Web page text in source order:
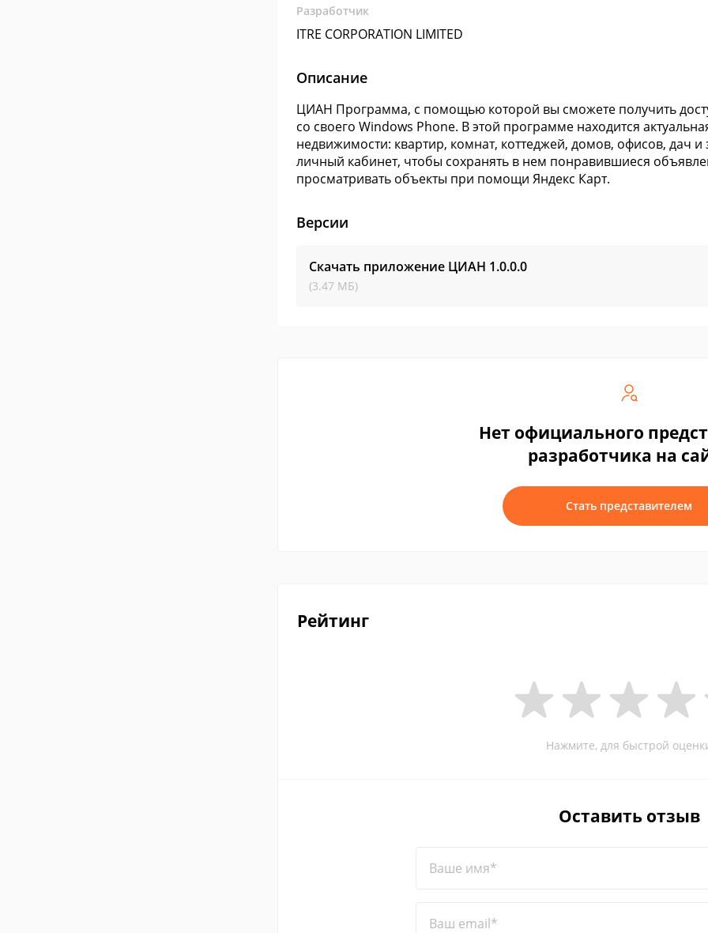
Разработчик
ITRE CORPORATION LIMITED
Описание
ЦИАН Программа, с помощью которой вы сможете получить
со своего Windows Phone. В этой программе находится
недвижимости: квартир, комнат, коттеджей, домов, офисов, дач
личный кабинет, чтобы сохранять в нем понравившиеся
просматривать объекты при помощи Яндекс Карт.
Версии
Скачать приложение ЦИАН 1.0.0.0
(3.47 МБ)
Нет официального
разработчика на
Стать представителем
Рейтинг
Нажмите, для быстрой
Оставить отзыв
Ваше имя*
Ваш email*